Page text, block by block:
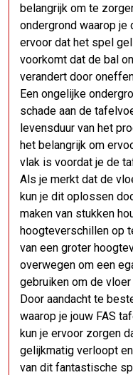
belangrijk om te
ondergrond waarop
ervoor dat het spel
voorkomt dat de bal
verandert door
Een ongelijke
schade aan de
levensduur van het
het belangrijk om
vlak is voordat je de
Als je merkt dat de
kun je dit oplossen
maken van stukken
hoogteverschillen op
van een groter
overwegen om een
gebruiken om de
Door aandacht te
waarop je jouw FAS
kun je ervoor zorgen
gelijkmatig verloopt
van dit fantastische